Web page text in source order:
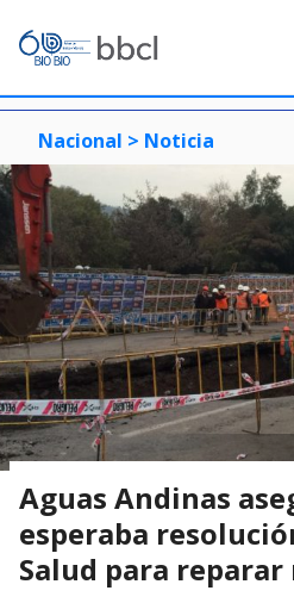
Nacional > Noticia
Aguas Andinas
esperaba
Salud para